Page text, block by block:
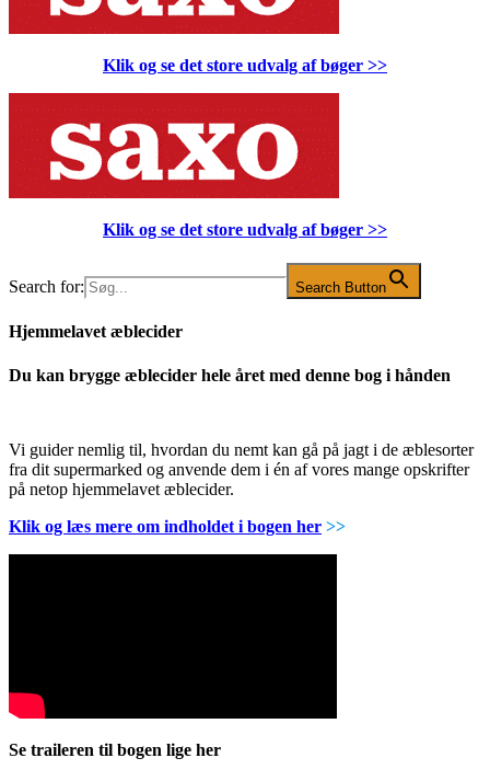
Klik og se det store udvalg af bøger >>
Klik og se det store udvalg af bøger >>
Search for: Search Button
Hjemmelavet æblecider
Du kan brygge æblecider hele året med denne bog i hånden
Vi guider nemlig til, hvordan du nemt kan gå på jagt i de æblesorter
fra dit supermarked og anvende dem i én af vores mange opskrifter
på netop hjemmelavet æblecider.
Klik og læs mere om indholdet i bogen her >>
Se traileren til bogen lige her